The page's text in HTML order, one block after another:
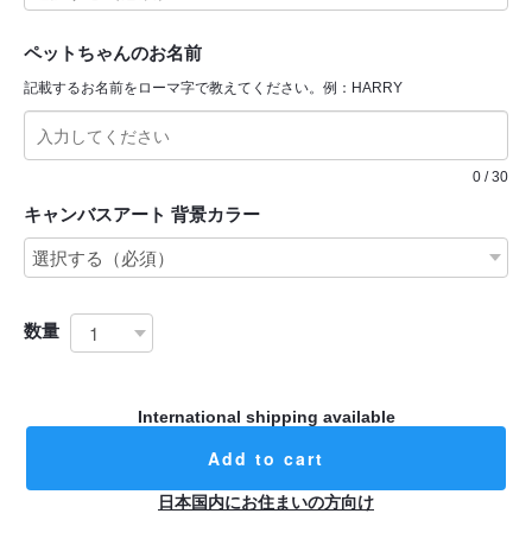
ペットちゃんのお名前
記載するお名前をローマ字で教えてください。例：HARRY
0 /30
キャンバスアート 背景カラー
数量
International shipping available
Add to cart
日本国内にお住まいの方向け